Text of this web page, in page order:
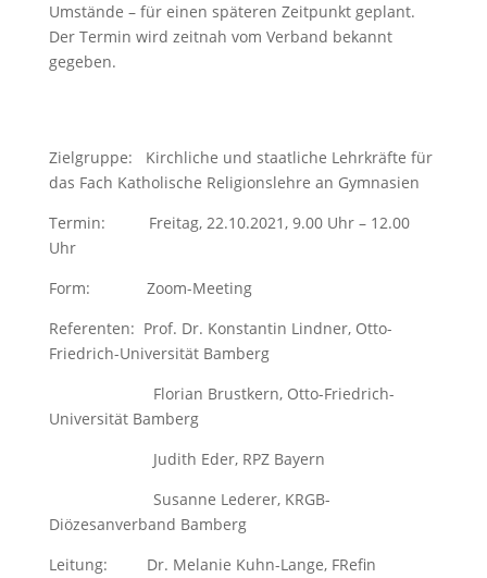
Umstände – für einen späteren Zeitpunkt geplant.
Der Termin wird zeitnah vom Verband bekannt
gegeben.
Zielgruppe: Kirchliche und staatliche Lehrkräfte für
das Fach Katholische Religionslehre an Gymnasien
Termin: Freitag, 22.10.2021, 9.00 Uhr – 12.00
Uhr
Form: Zoom-Meeting
Referenten: Prof. Dr. Konstantin Lindner, Otto-
Friedrich-Universität Bamberg
Florian Brustkern, Otto-Friedrich-
Universität Bamberg
Judith Eder, RPZ Bayern
Susanne Lederer, KRGB-
Diözesanverband Bamberg
Leitung: Dr. Melanie Kuhn-Lange, FRefin